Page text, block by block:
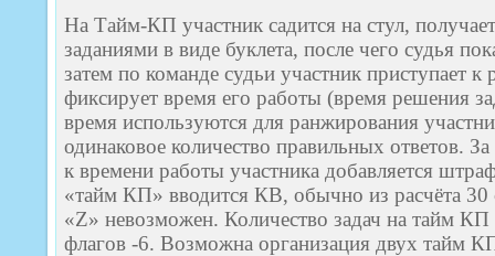
На Тайм-КП участник садится на стул,
заданиями в виде буклета, после чего судья
затем по команде судьи участник приступает
фиксирует время его работы (время решения
время используются для ранжирования
одинаковое количество правильных ответов.
к времени работы участника добавляется
«тайм КП» вводится КВ, обычно из расчёта 30
«Z» невозможен. Количество задач на тайм
флагов -6. Возможна организация двух тайм